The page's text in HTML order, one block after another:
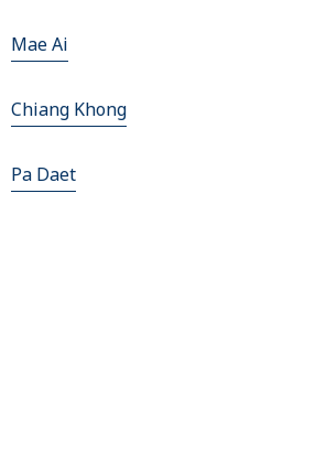
Mae Ai
Chiang Khong
Pa Daet